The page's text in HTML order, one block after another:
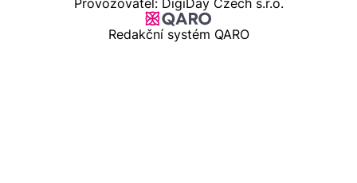
Provozovatel: DigiDay Czech s.r.o.
Redakční systém QARO